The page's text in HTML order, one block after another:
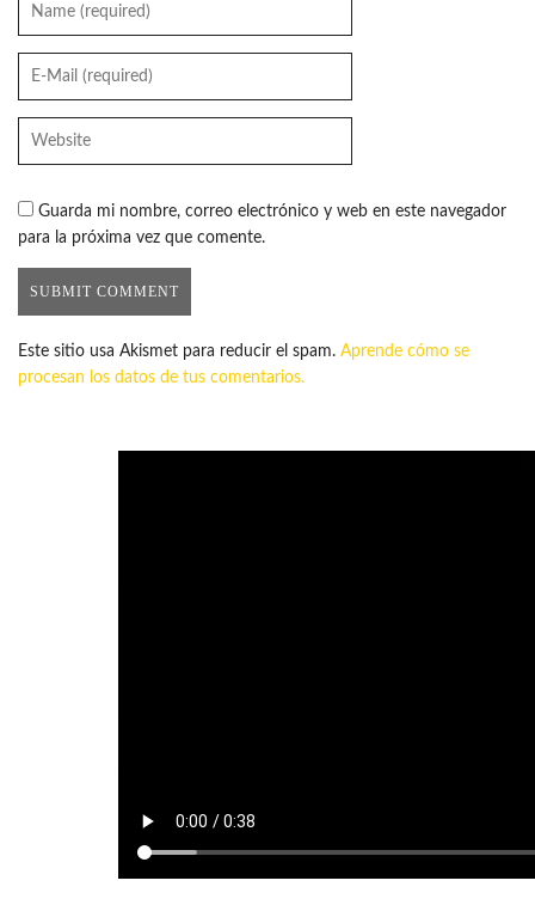
Guarda mi nombre, correo electrónico y web en este navegador
para la próxima vez que comente.
Este sitio usa Akismet para reducir el spam. Aprende cómo se
procesan los datos de tus comentarios.